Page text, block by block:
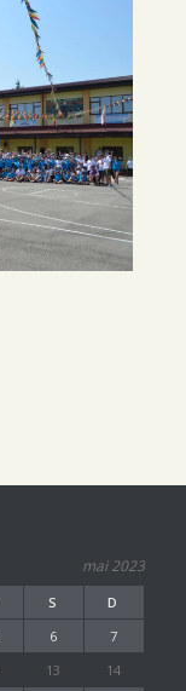
mai 2023
S
D
6
7
13
14